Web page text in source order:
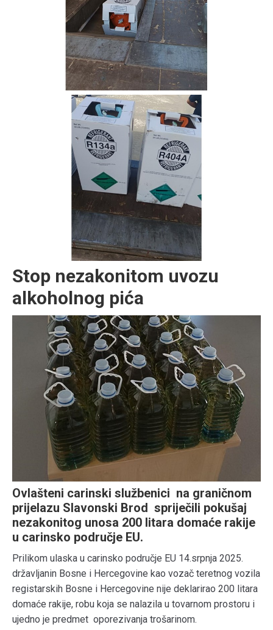
Stop nezakonitom uvozu
alkoholnog pića
Ovlašteni carinski službenici na graničnom
prijelazu Slavonski Brod spriječili pokušaj
nezakonitog unosa 200 litara domaće rakije
u carinsko područje EU.
Prilikom ulaska u carinsko područje EU 14.srpnja 2025.
državljanin Bosne i Hercegovine kao vozač teretnog vozila
registarskih Bosne i Hercegovine nije deklarirao 200 litara
domaće rakije, robu koja se nalazila u tovarnom prostoru i
ujedno je predmet oporezivanja trošarinom.